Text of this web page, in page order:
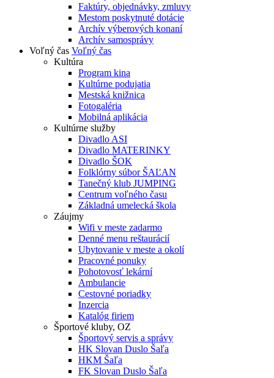
Faktúry, objednávky, zmluvy
Mestom poskytnuté dotácie
Archív výberových konaní
Archív samosprávy
Voľný čas Voľný čas
Kultúra
Program kina
Kultúrne podujatia
Mestská knižnica
Fotogaléria
Mobilná aplikácia
Kultúrne služby
Divadlo ASI
Divadlo MATERINKY
Divadlo ŠOK
Folklórny súbor ŠAĽAN
Tanečný klub JUMPING
Centrum voľného času
Základná umelecká škola
Záujmy
Wifi v meste zadarmo
Denné menu reštaurácií
Ubytovanie v meste a okolí
Pracovné ponuky
Pohotovosť lekární
Ambulancie
Cestovné poriadky
Inzercia
Katalóg firiem
Športové kluby, OZ
Športový servis a správy
HK Slovan Duslo Šaľa
HKM Šaľa
FK Slovan Duslo Šaľa